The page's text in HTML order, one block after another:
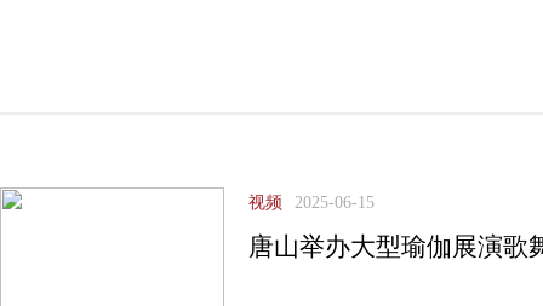
视频 2025-06-15
唐山举办大型瑜伽展演歌